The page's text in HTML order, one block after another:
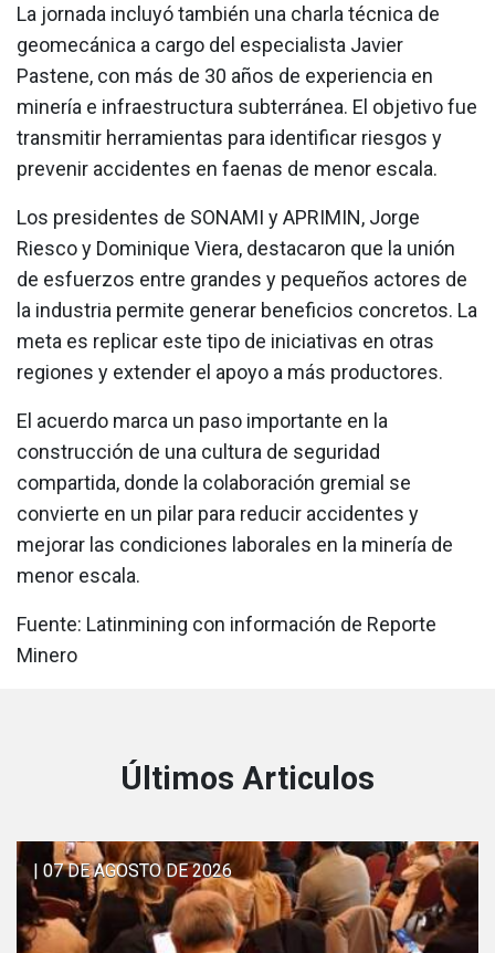
La jornada incluyó también una charla técnica de
geomecánica a cargo del especialista Javier
Pastene, con más de 30 años de experiencia en
minería e infraestructura subterránea. El objetivo fue
transmitir herramientas para identificar riesgos y
prevenir accidentes en faenas de menor escala.
Los presidentes de SONAMI y APRIMIN, Jorge
Riesco y Dominique Viera, destacaron que la unión
de esfuerzos entre grandes y pequeños actores de
la industria permite generar beneficios concretos. La
meta es replicar este tipo de iniciativas en otras
regiones y extender el apoyo a más productores.
El acuerdo marca un paso importante en la
construcción de una cultura de seguridad
compartida, donde la colaboración gremial se
convierte en un pilar para reducir accidentes y
mejorar las condiciones laborales en la minería de
menor escala.
Fuente: Latinmining con información de Reporte
Minero
Últimos Articulos
| 07 DE AGOSTO DE 2026